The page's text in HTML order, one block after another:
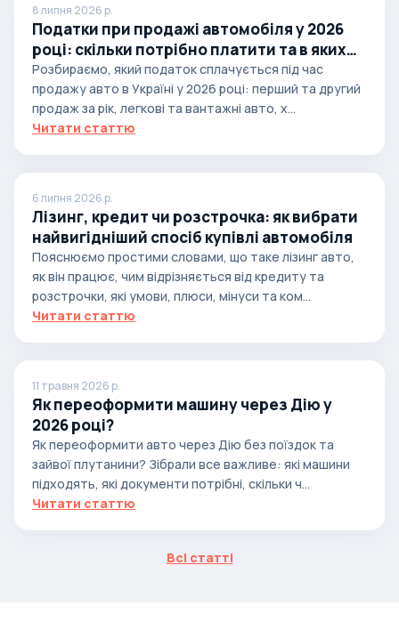
8 липня 2026 р.
Податки при продажі автомобіля у 2026
році: скільки потрібно платити та в яких
випадках
Розбираємо, який податок сплачується під час
продажу авто в Україні у 2026 році: перший та другий
продаж за рік, легкові та вантажні авто, х...
Читати статтю
6 липня 2026 р.
Лізинг, кредит чи розстрочка: як вибрати
найвигідніший спосіб купівлі автомобіля
Пояснюємо простими словами, що таке лізинг авто,
як він працює, чим відрізняється від кредиту та
розстрочки, які умови, плюси, мінуси та ком...
Читати статтю
11 травня 2026 р.
Як переоформити машину через Дію у
2026 році?
Як переоформити авто через Дію без поїздок та
зайвої плутанини? Зібрали все важливе: які машини
підходять, які документи потрібні, скільки ч...
Читати статтю
Всі статті